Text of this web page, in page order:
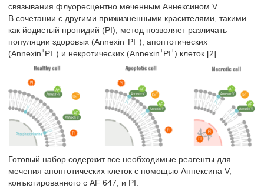
связывания флуоресцентно меченным Аннексином V.
В сочетании с другими прижизненными красителями, такими
как йодистый пропидий (PI), метод позволяет различать
популяции здоровых (Annexin−PI−), апоптотических
(Annexin+PI−) и некротических (Annexin+PI+) клеток [2].
Готовый набор содержит все необходимые реагенты для
мечения апоптотических клеток с помощью Аннексина V,
конъюгированного с AF 647, и PI.